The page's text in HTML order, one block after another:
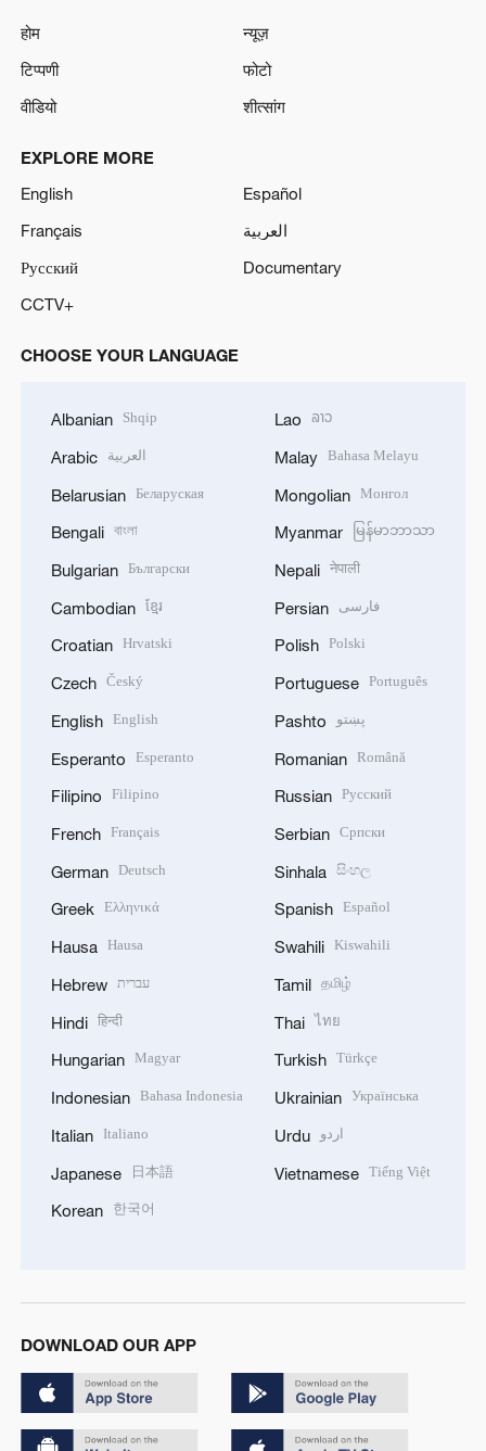
होम
न्यूज़
टिप्पणी
फोटो
वीडियो
शीत्सांग
EXPLORE MORE
English
Español
Français
العربية
Русский
Documentary
CCTV+
CHOOSE YOUR LANGUAGE
Albanian Shqip
Arabic العربية
Belarusian Беларуская
Bengali বাংলা
Bulgarian Български
Cambodian ខ្មែរ
Croatian Hrvatski
Czech Český
English English
Esperanto Esperanto
Filipino Filipino
French Français
German Deutsch
Greek Ελληνικά
Hausa Hausa
Hebrew עברית
Hindi हिन्दी
Hungarian Magyar
Indonesian Bahasa Indonesia
Italian Italiano
Japanese 日本語
Korean 한국어
Lao ລາວ
Malay Bahasa Melayu
Mongolian Монгол
Myanmar မြန်မာဘာသာ
Nepali नेपाली
Persian فارسی
Polish Polski
Portuguese Português
Pashto پښتو
Romanian Română
Russian Русский
Serbian Српски
Sinhala සිංහල
Spanish Español
Swahili Kiswahili
Tamil தமிழ்
Thai ไทย
Turkish Türkçe
Ukrainian Українська
Urdu اردو
Vietnamese Tiếng Việt
DOWNLOAD OUR APP